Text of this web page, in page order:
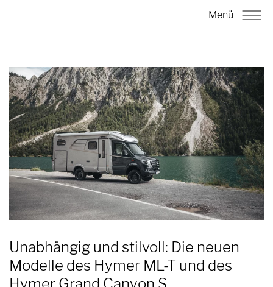
Menü
Unabhängig und stilvoll: Die neuen
Modelle des Hymer ML-T und des